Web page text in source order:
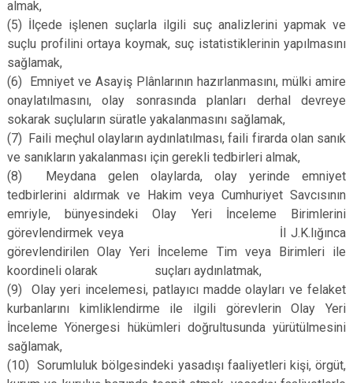
almak,
(5) İlçede işlenen suçlarla ilgili suç analizlerini yapmak ve
suçlu profilini ortaya koymak, suç istatistiklerinin yapılmasını
sağlamak,
(6)
Emniyet ve Asayiş Plânlarının hazırlanmasını, mülki amire
onaylatılmasını, olay sonrasında planları derhal devreye
sokarak suçluların süratle yakalanmasını sağlamak,
(7) Faili meçhul olayların aydınlatılması, faili firarda olan sanık
ve sanıkların yakalanması için gerekli tedbirleri almak,
(8)
Meydana gelen olaylarda, olay yerinde emniyet
tedbirlerini aldırmak ve Hakim veya Cumhuriyet Savcısının
emriyle, bünyesindeki Olay Yeri İnceleme Birimlerini
görevlendirmek veya İl J.K.lığınca
görevlendirilen Olay Yeri İnceleme Tim veya Birimleri ile
koordineli olarak suçları aydınlatmak,
(9)
Olay yeri incelemesi, patlayıcı madde olayları ve felaket
kurbanlarını kimliklendirme ile ilgili görevlerin Olay Yeri
İnceleme Yönergesi hükümleri doğrultusunda yürütülmesini
sağlamak,
(10) Sorumluluk bölgesindeki yasadışı faaliyetleri kişi, örgüt,